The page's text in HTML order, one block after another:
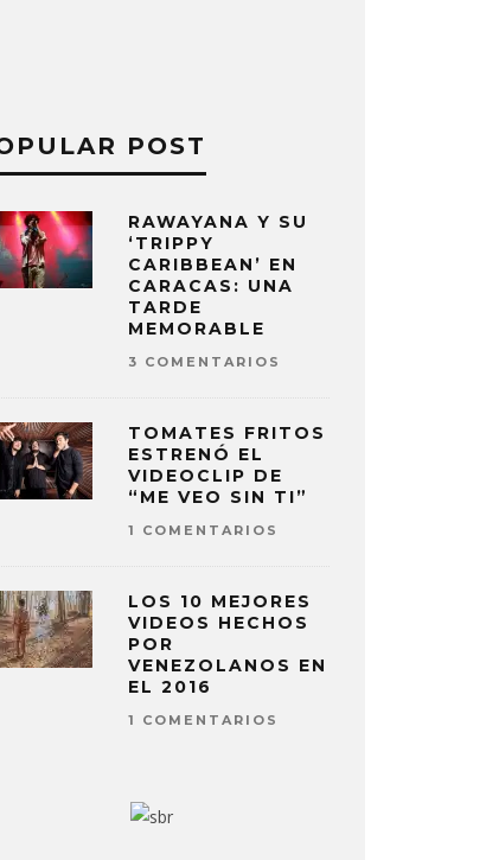
POST
RAWAYANA Y SU
‘TRIPPY
CARIBBEAN’ EN
CARACAS: UNA
TARDE
MEMORABLE
3 COMENTARIOS
TOMATES FRITOS
ESTRENÓ EL
VIDEOCLIP DE
“ME VEO SIN TI”
1 COMENTARIOS
LOS 10 MEJORES
VIDEOS HECHOS
POR
VENEZOLANOS EN
EL 2016
1 COMENTARIOS